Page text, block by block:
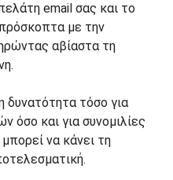
email σας και το
με την
αβίαστα τη
δυνατότητα τόσο για
όσο και για συνομιλίες
να κάνει τη